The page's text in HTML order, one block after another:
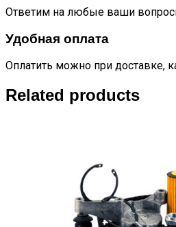
Ответим на любые ваши
Удобная оплата
Оплатить можно при доставке,
Related products